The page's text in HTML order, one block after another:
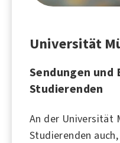
Universität
Sendungen und
Studierenden
An der Universität
Studierenden